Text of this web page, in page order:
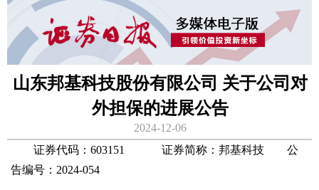
山东邦基科技股份有限公司 关于公司对
外担保的进展公告
2024-12-06
证券代码：603151 证券简称：邦基科技 公
告编号：2024-054